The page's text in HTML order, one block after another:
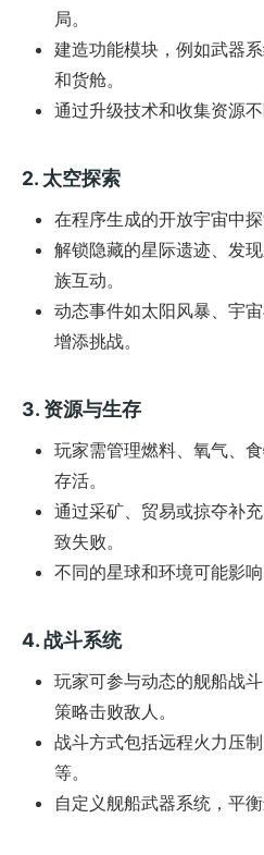
局。
建造功能模块，例如武器
和货舱。
通过升级技术和收集资源不
2. 太空探索
在程序生成的开放宇宙中探
解锁隐藏的星际遗迹、发
族互动。
动态事件如太阳风暴、宇
增添挑战。
3. 资源与生存
玩家需管理燃料、氧气、
存活。
通过采矿、贸易或掠夺补
致失败。
不同的星球和环境可能影
4.战斗系统
玩家可参与动态的舰船战
策略击败敌人。
战斗方式包括远程火力压
等。
自定义舰船武器系统，平衡